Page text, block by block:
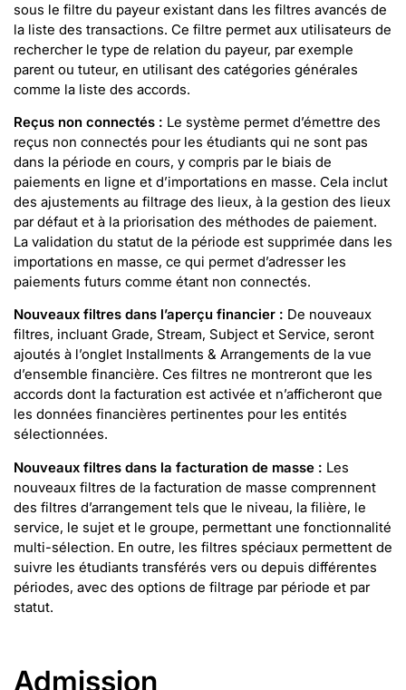
sous le filtre du payeur existant dans les filtres avancés de
la liste des transactions. Ce filtre permet aux utilisateurs de
rechercher le type de relation du payeur, par exemple
parent ou tuteur, en utilisant des catégories générales
comme la liste des accords.
Reçus non connectés : Le système permet d’émettre des
reçus non connectés pour les étudiants qui ne sont pas
dans la période en cours, y compris par le biais de
paiements en ligne et d’importations en masse. Cela inclut
des ajustements au filtrage des lieux, à la gestion des lieux
par défaut et à la priorisation des méthodes de paiement.
La validation du statut de la période est supprimée dans les
importations en masse, ce qui permet d’adresser les
paiements futurs comme étant non connectés.
Nouveaux filtres dans l’aperçu financier : De nouveaux
filtres, incluant Grade, Stream, Subject et Service, seront
ajoutés à l’onglet Installments & Arrangements de la vue
d’ensemble financière. Ces filtres ne montreront que les
accords dont la facturation est activée et n’afficheront que
les données financières pertinentes pour les entités
sélectionnées.
Nouveaux filtres dans la facturation de masse : Les
nouveaux filtres de la facturation de masse comprennent
des filtres d’arrangement tels que le niveau, la filière, le
service, le sujet et le groupe, permettant une fonctionnalité
multi-sélection. En outre, les filtres spéciaux permettent de
suivre les étudiants transférés vers ou depuis différentes
périodes, avec des options de filtrage par période et par
statut.
Admission